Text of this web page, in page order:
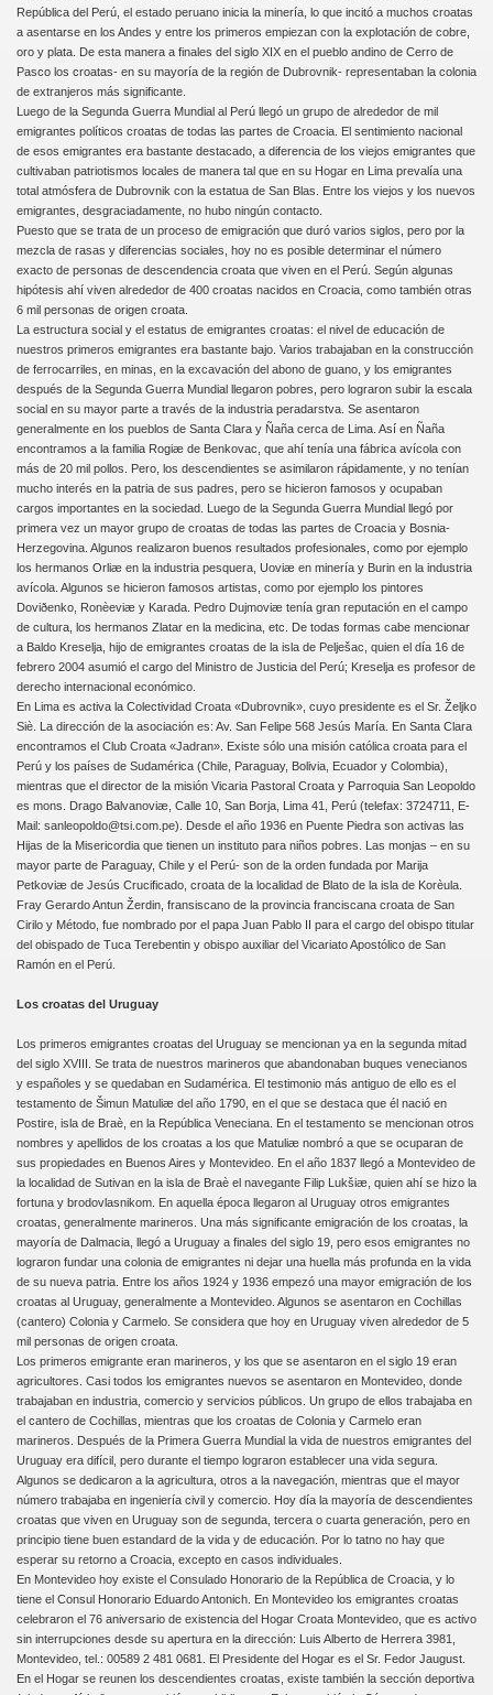
República del Perú, el estado peruano inicia la minería, lo que incitó a muchos croatas
a asentarse en los Andes y entre los primeros empiezan con la explotación de cobre,
oro y plata. De esta manera a finales del siglo XIX en el pueblo andino de Cerro de
Pasco los croatas- en su mayoría de la región de Dubrovnik- representaban la colonia
de extranjeros más significante.
Luego de la Segunda Guerra Mundial al Perú llegó un grupo de alrededor de mil
emigrantes políticos croatas de todas las partes de Croacia. El sentimiento nacional
de esos emigrantes era bastante destacado, a diferencia de los viejos emigrantes que
cultivaban patriotismos locales de manera tal que en su Hogar en Lima prevalía una
total atmósfera de Dubrovnik con la estatua de San Blas. Entre los viejos y los nuevos
emigrantes, desgraciadamente, no hubo ningún contacto.
Puesto que se trata de un proceso de emigración que duró varios siglos, pero por la
mezcla de rasas y diferencias sociales, hoy no es posible determinar el número
exacto de personas de descendencia croata que viven en el Perú. Según algunas
hipótesis ahí viven alrededor de 400 croatas nacidos en Croacia, como también otras
6 mil personas de origen croata.
La estructura social y el estatus de emigrantes croatas: el nivel de educación de
nuestros primeros emigrantes era bastante bajo. Varios trabajaban en la construcción
de ferrocarriles, en minas, en la excavación del abono de guano, y los emigrantes
después de la Segunda Guerra Mundial llegaron pobres, pero lograron subir la escala
social en su mayor parte a través de la industria peradarstva. Se asentaron
generalmente en los pueblos de Santa Clara y Ñaña cerca de Lima. Así en Ñaña
encontramos a la familia Rogiæ de Benkovac, que ahí tenía una fábrica avícola con
más de 20 mil pollos. Pero, los descendientes se asimilaron rápidamente, y no tenían
mucho interés en la patria de sus padres, pero se hicieron famosos y ocupaban
cargos importantes en la sociedad. Luego de la Segunda Guerra Mundial llegó por
primera vez un mayor grupo de croatas de todas las partes de Croacia y Bosnia-
Herzegovina. Algunos realizaron buenos resultados profesionales, como por ejemplo
los hermanos Orliæ en la industria pesquera, Uoviæ en minería y Burin en la industria
avícola. Algunos se hicieron famosos artistas, como por ejemplo los pintores
Doviðenko, Ronèeviæ y Karada. Pedro Dujmoviæ tenía gran reputación en el campo
de cultura, los hermanos Zlatar en la medicina, etc. De todas formas cabe mencionar
a Baldo Kreselja, hijo de emigrantes croatas de la isla de Pelješac, quien el día 16 de
febrero 2004 asumió el cargo del Ministro de Justicia del Perú; Kreselja es profesor de
derecho internacional económico.
En Lima es activa la Colectividad Croata «Dubrovnik», cuyo presidente es el Sr. Željko
Siè. La dirección de la asociación es: Av. San Felipe 568 Jesús María. En Santa Clara
encontramos el Club Croata «Jadran». Existe sólo una misión católica croata para el
Perú y los países de Sudamérica (Chile, Paraguay, Bolivia, Ecuador y Colombia),
mientras que el director de la misión Vicaria Pastoral Croata y Parroquia San Leopoldo
es mons. Drago Balvanoviæ, Calle 10, San Borja, Lima 41, Perú (telefax: 3724711, E-
Mail: sanleopoldo@tsi.com.pe). Desde el año 1936 en Puente Piedra son activas las
Hijas de la Misericordia que tienen un instituto para niños pobres. Las monjas – en su
mayor parte de Paraguay, Chile y el Perú- son de la orden fundada por Marija
Petkoviæ de Jesús Crucificado, croata de la localidad de Blato de la isla de Korèula.
Fray Gerardo Antun Žerdin, fransiscano de la provincia franciscana croata de San
Cirilo y Método, fue nombrado por el papa Juan Pablo II para el cargo del obispo titular
del obispado de Tuca Terebentin y obispo auxiliar del Vicariato Apostólico de San
Ramón en el Perú.
Los croatas del Uruguay
Los primeros emigrantes croatas del Uruguay se mencionan ya en la segunda mitad
del siglo XVIII. Se trata de nuestros marineros que abandonaban buques venecianos
y españoles y se quedaban en Sudamérica. El testimonio más antiguo de ello es el
testamento de Šimun Matuliæ del año 1790, en el que se destaca que él nació en
Postire, isla de Braè, en la República Veneciana. En el testamento se mencionan otros
nombres y apellidos de los croatas a los que Matuliæ nombró a que se ocuparan de
sus propiedades en Buenos Aires y Montevideo. En el año 1837 llegó a Montevideo de
la localidad de Sutivan en la isla de Braè el navegante Filip Lukšiæ, quien ahí se hizo la
fortuna y brodovlasnikom. En aquella época llegaron al Uruguay otros emigrantes
croatas, generalmente marineros. Una más significante emigración de los croatas, la
mayoría de Dalmacia, llegó a Uruguay a finales del siglo 19, pero esos emigrantes no
lograron fundar una colonia de emigrantes ni dejar una huella más profunda en la vida
de su nueva patria. Entre los años 1924 y 1936 empezó una mayor emigración de los
croatas al Uruguay, generalmente a Montevideo. Algunos se asentaron en Cochillas
(cantero) Colonia y Carmelo. Se considera que hoy en Uruguay viven alrededor de 5
mil personas de origen croata.
Los primeros emigrante eran marineros, y los que se asentaron en el siglo 19 eran
agricultores. Casi todos los emigrantes nuevos se asentaron en Montevideo, donde
trabajaban en industria, comercio y servicios públicos. Un grupo de ellos trabajaba en
el cantero de Cochillas, mientras que los croatas de Colonia y Carmelo eran
marineros. Después de la Primera Guerra Mundial la vida de nuestros emigrantes del
Uruguay era difícil, pero durante el tiempo lograron establecer una vida segura.
Algunos se dedicaron a la agricultura, otros a la navegación, mientras que el mayor
número trabajaba en ingeniería civil y comercio. Hoy día la mayoría de descendientes
croatas que viven en Uruguay son de segunda, tercera o cuarta generación, pero en
principio tiene buen estandard de la vida y de educación. Por lo tatno no hay que
esperar su retorno a Croacia, excepto en casos individuales.
En Montevideo hoy existe el Consulado Honorario de la República de Croacia, y lo
tiene el Consul Honorario Eduardo Antonich. En Montevideo los emigrantes croatas
celebraron el 76 aniversario de existencia del Hogar Croata Montevideo, que es activo
sin interrupciones desde su apertura en la dirección: Luis Alberto de Herrera 3981,
Montevideo, tel.: 00589 2 481 0681. El Presidente del Hogar es el Sr. Fedor Jaugust.
En el Hogar se reunen los descendientes croatas, existe también la sección deportiva